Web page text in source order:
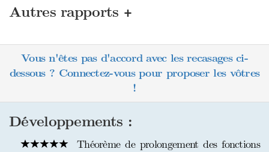
Autres rapports +
Vous n'êtes pas d'accord avec les recasages ci-
dessous ? Connectez-vous pour proposer les vôtres
!
Développements :
Théorème de prolongement des fonctions